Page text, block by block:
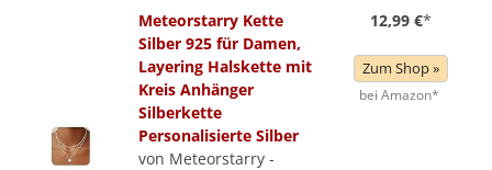
Meteorstarry Kette
Silber 925 für Damen,
Layering Halskette mit
Kreis Anhänger
Silberkette
Personalisierte Silber
von Meteorstarry -
12,99 €*
Zum Shop »
bei Amazon*